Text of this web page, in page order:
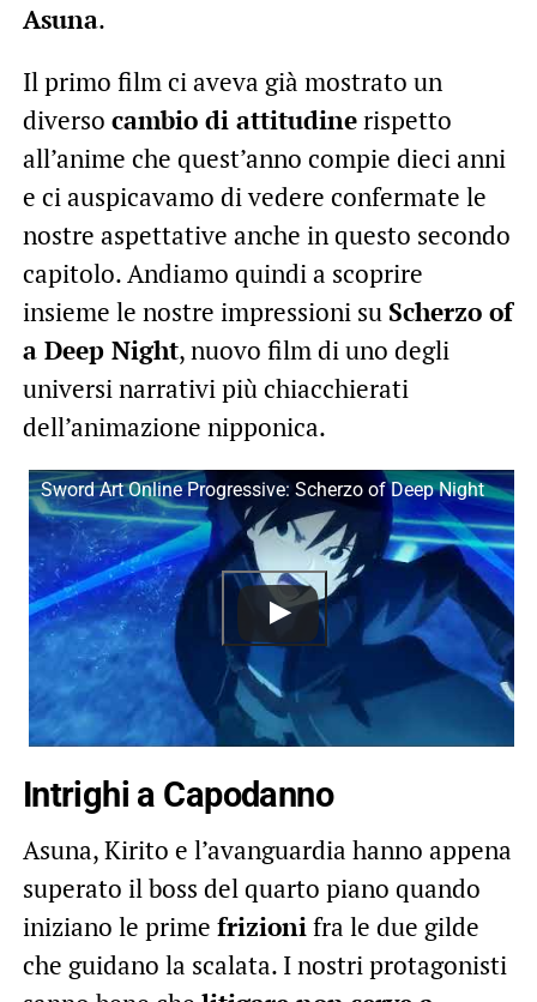
Asuna.
Il primo film ci aveva già mostrato un
diverso cambio di attitudinerispetto
all’anime che quest’anno compie dieci anni
e ci auspicavamo di vedere confermate le
nostre aspettative anche in questo secondo
capitolo. Andiamo quindi a scoprire
insieme le nostre impressioni su Scherzo of
a Deep Night, nuovo film di uno degli
universi narrativi più chiacchierati
dell’animazione nipponica.
Sword Art Online Progressive: Scherzo of Deep Night
Intrighi a Capodanno
Asuna, Kirito e l’avanguardia hanno appena
superato il boss del quarto piano quando
iniziano le prime frizionifra le due gilde
che guidano la scalata. I nostri protagonisti